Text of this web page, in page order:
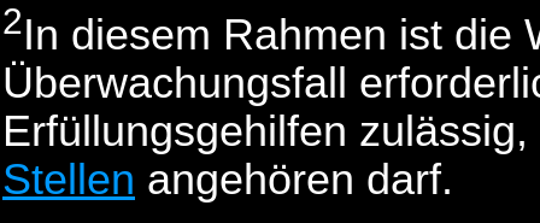
2In diesem Rahmen ist die
Überwachungsfall
Erfüllungsgehilfen
Stellen angehören darf.